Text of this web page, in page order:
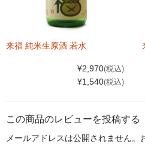
来福 純米生原酒 若水
¥2,970(税込)
¥1,540(税込)
この商品のレビューを投稿する
メールアドレスは公開されません。